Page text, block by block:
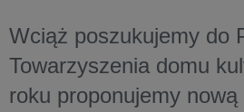
Wciąż poszukujemy do
Towarzyszenia domu
roku proponujemy nową